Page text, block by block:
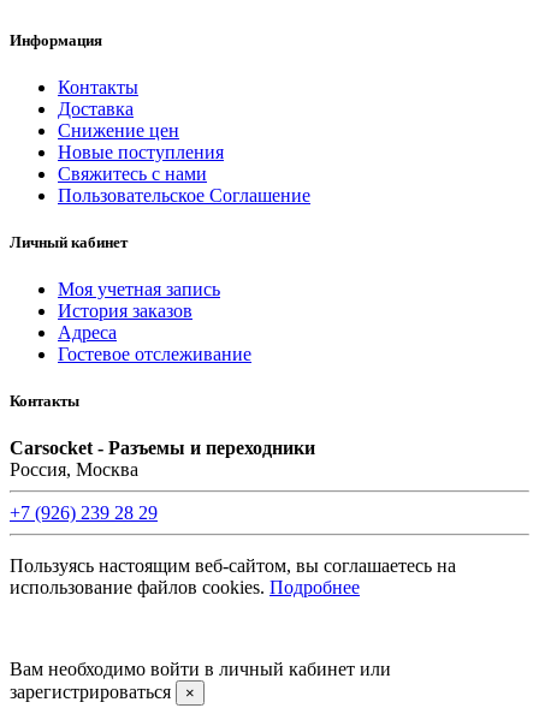
Информация
Контакты
Доставка
Снижение цен
Новые поступления
Свяжитесь с нами
Пользовательское Соглашение
Личный кабинет
Моя учетная запись
История заказов
Адреса
Гостевое отслеживание
Контакты
Carsocket - Разъемы и переходники
Россия, Москва
+7 (926) 239 28 29
Пользуясь настоящим веб-сайтом, вы соглашаетесь на
использование файлов cookies. Подробнее
Вам необходимо войти в личный кабинет или
зарегистрироваться
×